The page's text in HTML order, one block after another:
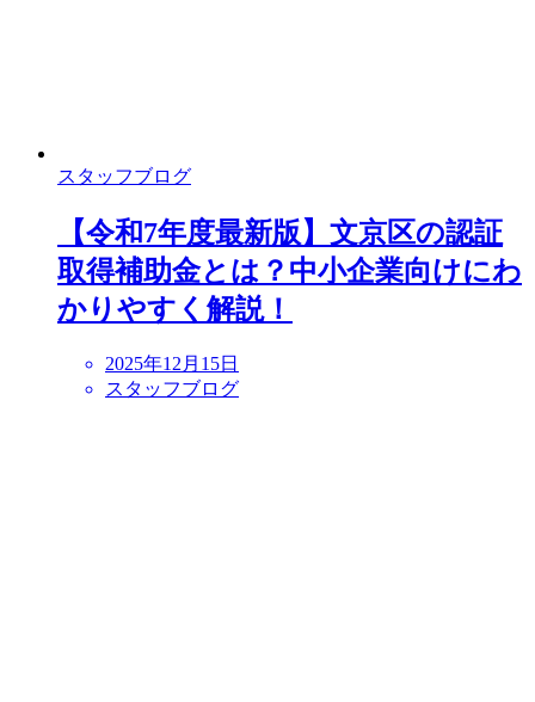
スタッフブログ
【令和7年度最新版】文京区の認証
取得補助金とは？中小企業向けにわ
かりやすく解説！
2025年12月15日
スタッフブログ